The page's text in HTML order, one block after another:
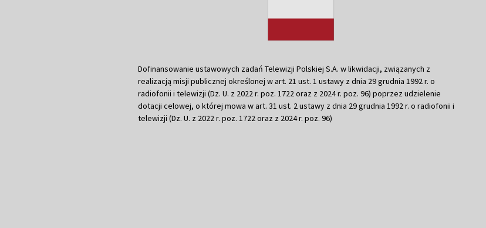
Dofinansowanie ustawowych zadań Telewizji Polskiej S.A. w likwidacji, związanych z
realizacją misji publicznej określonej w art. 21 ust. 1 ustawy z dnia 29 grudnia 1992 r. o
radiofonii i telewizji (Dz. U. z 2022 r. poz. 1722 oraz z 2024 r. poz. 96) poprzez udzielenie
dotacji celowej, o której mowa w art. 31 ust. 2 ustawy z dnia 29 grudnia 1992 r. o radiofonii i
telewizji (Dz. U. z 2022 r. poz. 1722 oraz z 2024 r. poz. 96)